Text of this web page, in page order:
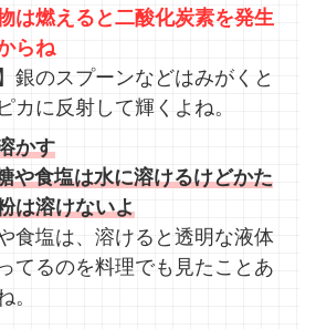
は燃えると二酸化炭素を発生
らね
】銀のスプーンなどはみがくと
カに反射して輝くよね。
かす
や食塩は水に溶けるけどかた
は溶けないよ
食塩は、溶けると透明な液体
てるのを料理でも見たことあ
。